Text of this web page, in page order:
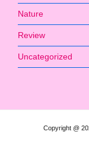
Nature
Review
Uncategorized
Copyright @